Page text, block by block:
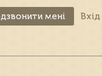
мені Вхід